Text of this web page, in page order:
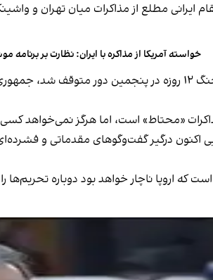
ایرانی مطلع از مذاکرات میان تهران و
خواسته‌ آمریکا از مذاکره با ایران: نظارت بر
پس از آنکه مذاکرات تهران و واشینگتن در پی وقوع جنگ
«محتاط» است، اما هرگز نمی‌خواهد کسی
اکنون درگیر گفت‌وگوهای مقدماتی و
که اروپا ناچار خواهد بود دوباره